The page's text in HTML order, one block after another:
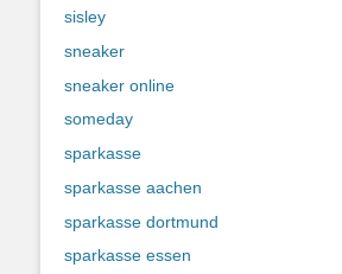
sisley
sneaker
sneaker online
someday
sparkasse
sparkasse aachen
sparkasse dortmund
sparkasse essen